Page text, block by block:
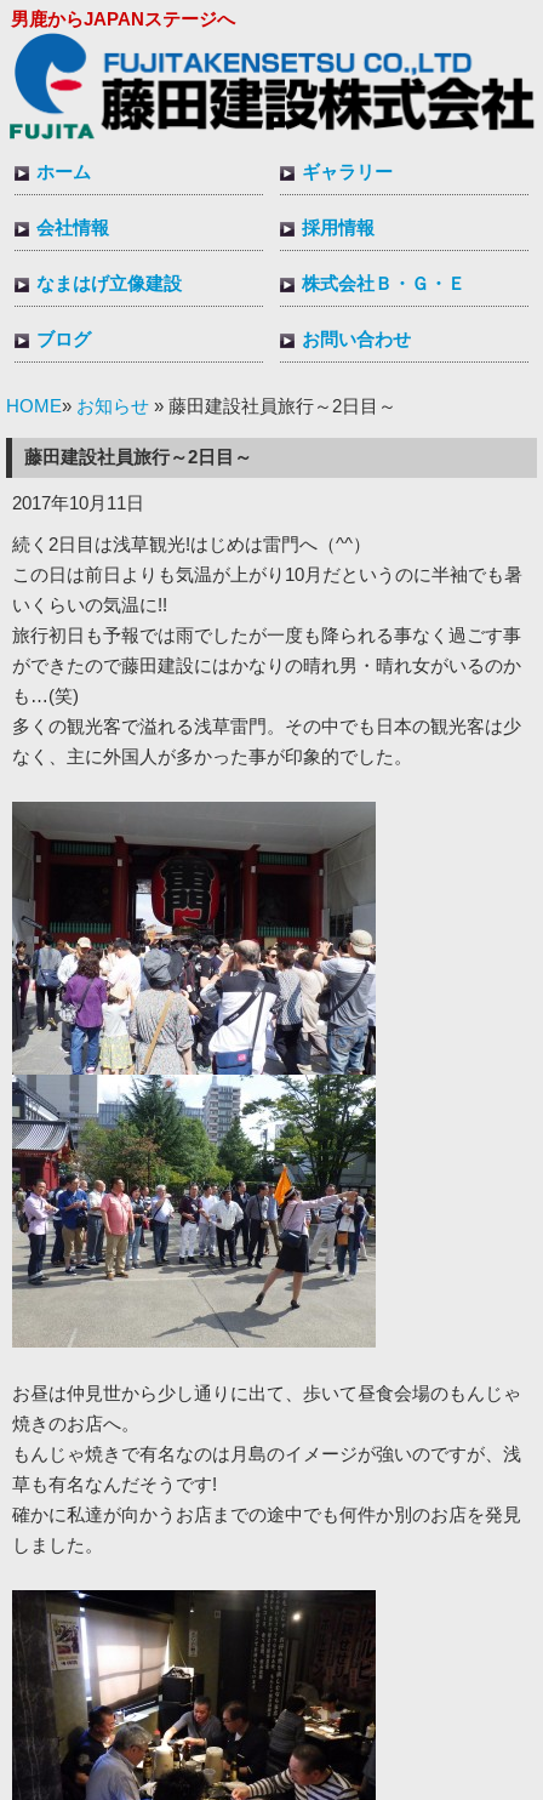
男鹿からJAPANステージへ
ホーム ギャラリー
会社情報 採用情報
なまはげ立像建設 株式会社Ｂ・Ｇ・Ｅ
ブログ お問い合わせ
HOME» お知らせ » 藤田建設社員旅行～2日目～
藤田建設社員旅行～2日目～
2017年10月11日
続く2日目は浅草観光!はじめは雷門へ（^^）
この日は前日よりも気温が上がり10月だというのに半袖でも暑
いくらいの気温に!!
旅行初日も予報では雨でしたが一度も降られる事なく過ごす事
ができたので藤田建設にはかなりの晴れ男・晴れ女がいるのか
も…(笑)
多くの観光客で溢れる浅草雷門。その中でも日本の観光客は少
なく、主に外国人が多かった事が印象的でした。
お昼は仲見世から少し通りに出て、歩いて昼食会場のもんじゃ
焼きのお店へ。
もんじゃ焼きで有名なのは月島のイメージが強いのですが、浅
草も有名なんだそうです!
確かに私達が向かうお店までの途中でも何件か別のお店を発見
しました。